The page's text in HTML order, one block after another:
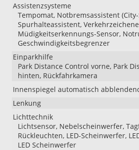
Assistenzsysteme
Tempomat, Notbremsassistent
Spurhalteassistent,
Müdigkeitserkennungs-Sensor,
Geschwindigkeitsbegrenzer
Einparkhilfe
Park Distance Control vorne, Park
hinten, Rückfahrkamera
Innenspiegel automatisch
Lenkung
Lichttechnik
Lichtsensor, Nebelscheinwerfer,
Rückleuchten, LED-Scheinwerfer,
LED Scheinwerfer